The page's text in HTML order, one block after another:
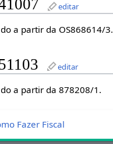
editar
a partir da OS868614/3.
editar
a partir da 878208/1.
Fazer Fiscal